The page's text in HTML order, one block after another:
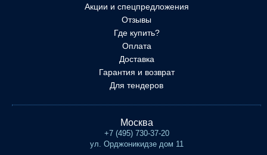
Акции и спецпредложения
Отзывы
Где купить?
Оплата
Доставка
Гарантия и возврат
Для тендеров
Москва
+7 (495) 730-37-20
ул. Орджоникидзе дом 11